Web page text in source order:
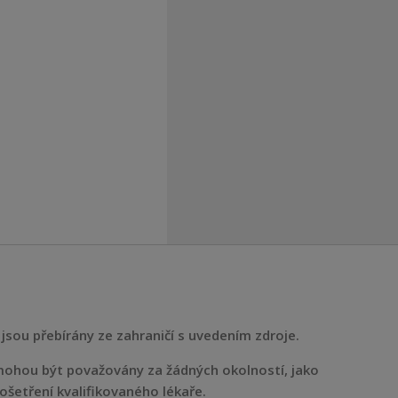
přebírány ze zahraničí s uvedením zdroje.
být považovány za žádných okolností, jako
kvalifikovaného lékaře.